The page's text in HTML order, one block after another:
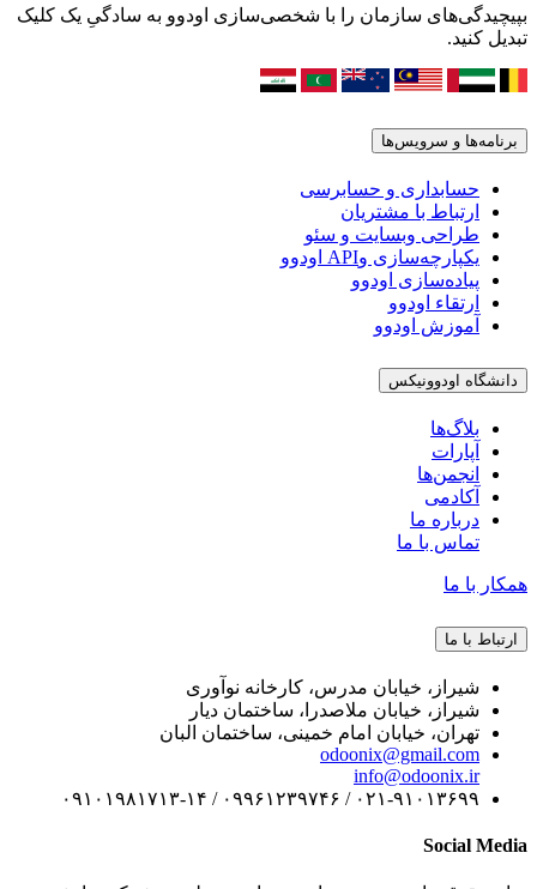
بپیچیدگی‌های سازمان را با شخصی‌سازی اودوو به سادگیِ یک کلیک
تبدیل کنید.
برنامه‌ها و سرویس‌ها
حسابداری و حسابرسی
ارتباط با مشتریان
طراحی وبسایت و سئو
یکپارچه‌سازی وAPI اودوو
پیاده‌سازی اودوو
ارتقاء اودوو
آموزش اودوو
دانشگاه اودوونیکس
بلاگ‌ها
آپارات
انجمن‌ها
آکادمی
درباره ما
تماس با ما
همکار با ما
ارتباط با ما
شیراز، خیابان مدرس، کارخانه نوآوری
شیراز، خیابان ملاصدرا، ساختمان دیار
تهران، خیابان امام خمینی، ساختمان البان
odoonix@gmail.com
info@odoonix.ir
۰۲۱-۹۱۰۱۳۶۹۹ / ۰۹۹۶۱۲۳۹۷۴۶ / ۰۹۱۰۱۹۸۱۷۱۳-۱۴
Social Media